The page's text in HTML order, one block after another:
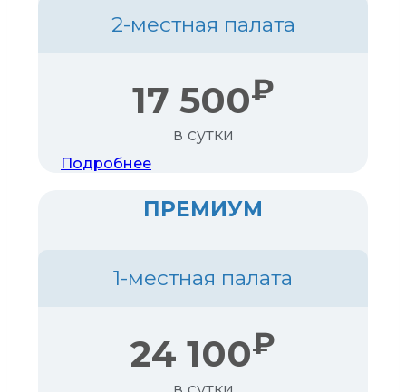
2-местная палата
17 500₽
в сутки
Подробнее
ПРЕМИУМ
1-местная палата
24 100₽